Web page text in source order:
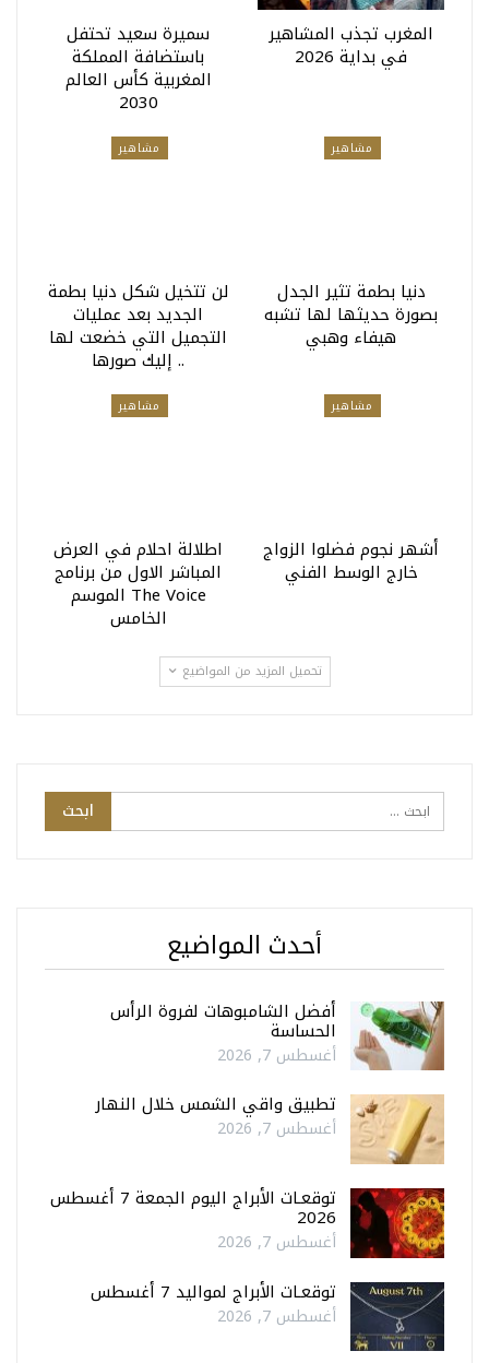
المغرب تجذب المشاهير
في بداية 2026
سميرة سعيد تحتفل
باستضافة المملكة
المغربية كأس العالم
2030
مشاهير
دنيا بطمة تثير الجدل
بصورة حديثها لها تشبه
هيفاء وهبي
مشاهير
لن تتخيل شكل دنيا بطمة
الجديد بعد عمليات
التجميل التي خضعت لها
.. إليك صورها
مشاهير
أشهر نجوم فضلوا الزواج
خارج الوسط الفني
مشاهير
اطلالة احلام في العرض
المباشر الاول من برنامج
The Voice الموسم
الخامس
تحميل المزيد من المواضيع
أحدث المواضيع
أفضل الشامبوهات لفروة الرأس
الحساسة
أغسطس 7, 2026
تطبيق واقي الشمس خلال النهار
أغسطس 7, 2026
توقعـات الأبراج اليوم الجمعة 7 أغسطس
2026
أغسطس 7, 2026
توقعـات الأبراج لمواليد 7 أغسطس
أغسطس 7, 2026